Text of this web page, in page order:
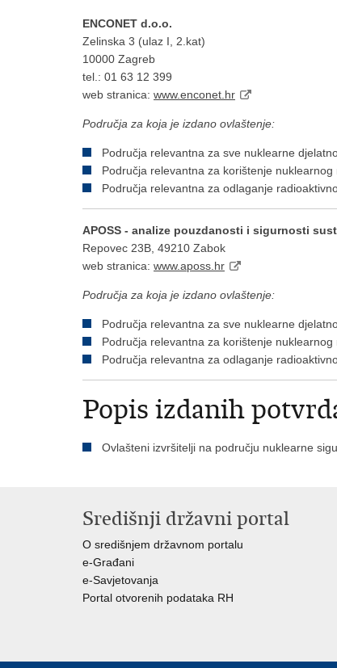
ENCONET d.o.o.
Zelinska 3 (ulaz I, 2.kat)
10000 Zagreb
tel.: 01 63 12 399
web stranica: www.enconet.hr
Područja za koja je izdano ovlaštenje:
Područja relevantna za sve nuklearne
Područja relevantna za korištenje
Područja relevantna za odlaganje
APOSS - analize pouzdanosti i sigurnosti
Repovec 23B, 49210 Zabok
web stranica: www.aposs.hr
Područja za koja je izdano ovlaštenje:
Područja relevantna za sve nuklearne
Područja relevantna za korištenje
Područja relevantna za odlaganje
Popis izdanih
Ovlašteni izvršitelji na području
Središnji državni portal
O središnjem državnom portalu
e-Građani
e-Savjetovanja
Portal otvorenih podataka RH